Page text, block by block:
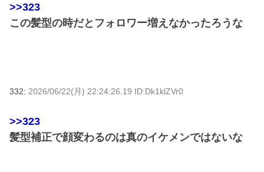
>>323
この髪型の時だとフォロワー増えなかったろうな
332: 2026/06/22(月) 22:24:26.19 ID:Dk1klZVr0
>>323
髪型補正で顔変わるのは真のイケメンではないな